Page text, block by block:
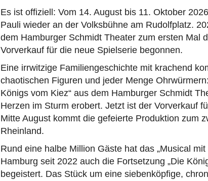
Es ist offiziell: Vom 14. August bis 11. Oktober
Pauli wieder an der Volksbühne am Rudolfplatz.
dem Hamburger Schmidt Theater zum ersten Mal
Vorverkauf für die neue Spielserie begonnen.
Eine irrwitzige Familiengeschichte mit krachend
chaotischen Figuren und jeder Menge
Königs vom Kiez“ aus dem Hamburger Schmidt
Herzen im Sturm erobert. Jetzt ist der Vorverkauf
Mitte August kommt die gefeierte Produktion zum
Rheinland.
Rund eine halbe Million Gäste hat das „Musical
Hamburg seit 2022 auch die Fortsetzung „Die
begeistert. Das Stück um eine siebenköpfige,